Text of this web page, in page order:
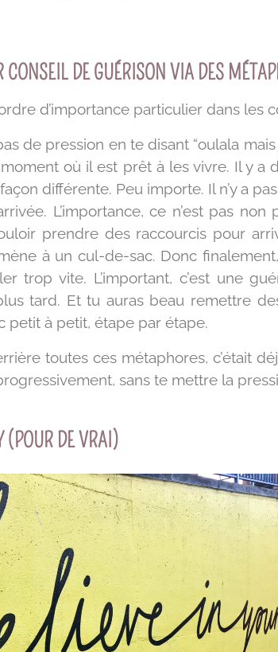
CONSEIL DE GUÉRISON VIA DES
d’importance particulier dans les
de pression en te disant “oulala
où il est prêt à les vivre. Il y a
différente. Peu importe. Il n’y a
L’importance, ce n’est pas
prendre des raccourcis pour
à un cul-de-sac. Donc
trop vite. L’important, c’est une
tard. Et tu auras beau remettre
petit à petit, étape par étape.
toutes ces métaphores, c’était
sans te mettre la
DE VRAI)